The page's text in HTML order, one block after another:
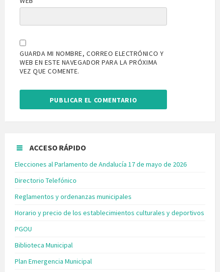
GUARDA MI NOMBRE, CORREO ELECTRÓNICO Y
WEB EN ESTE NAVEGADOR PARA LA PRÓXIMA
VEZ QUE COMENTE.
ACCESO RÁPIDO
Elecciones al Parlamento de Andalucía 17 de mayo de 2026
Directorio Telefónico
Reglamentos y ordenanzas municipales
Horario y precio de los establecimientos culturales y deportivos
PGOU
Biblioteca Municipal
Plan Emergencia Municipal